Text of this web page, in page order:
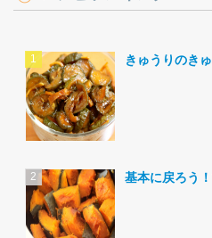
きゅうりのき
基本に戻ろう